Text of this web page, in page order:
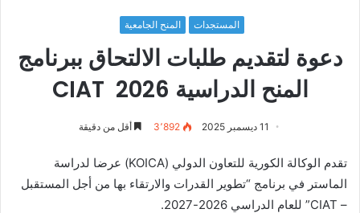
المستجدات المنح الجامعية
دعوة لتقديم طلبات الالتحاق ببرنامج
المنح الدراسية CIAT 2026
11 ديسمبر 2025 3٬892 أقل من دقيقة
تقدم الوكالة الكورية للتعاون الدولي (KOICA) عرضا لدراسة
الماستر في برنامج “تطوير القدرات والارتقاء بها من أجل المستقبل
– CIAT” للعام الدراسي 2026-2027.